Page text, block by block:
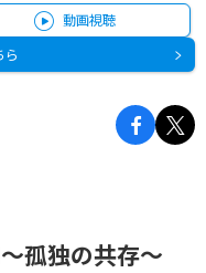
動画視聴
ら
孤独の共存～